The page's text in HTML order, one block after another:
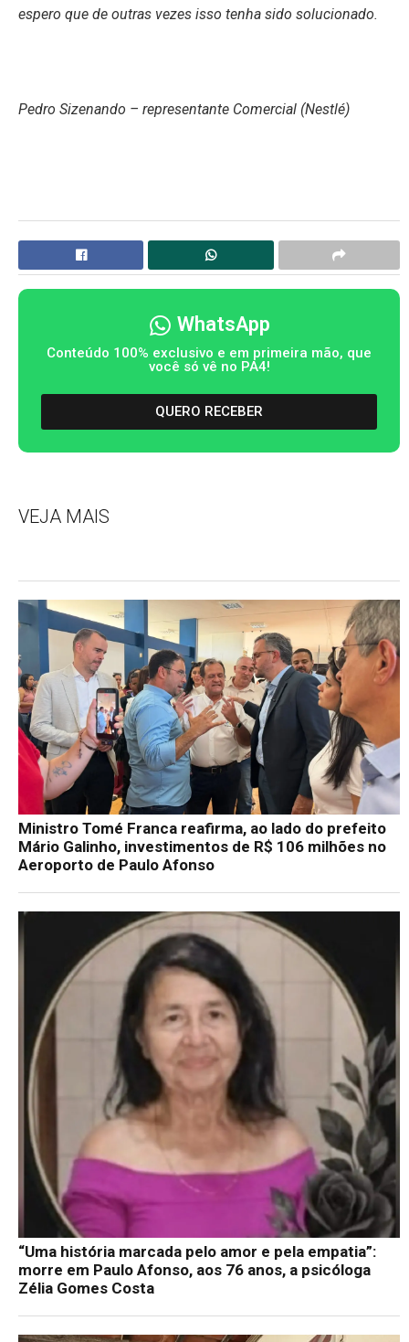
espero que de outras vezes isso tenha sido solucionado.
Pedro Sizenando – representante Comercial (Nestlé)
WhatsApp
Conteúdo 100% exclusivo e em primeira mão, que
você só vê no PA4!
QUERO RECEBER
VEJA MAIS
Ministro Tomé Franca reafirma, ao lado do prefeito
Mário Galinho, investimentos de R$ 106 milhões no
Aeroporto de Paulo Afonso
“Uma história marcada pelo amor e pela empatia”:
morre em Paulo Afonso, aos 76 anos, a psicóloga
Zélia Gomes Costa